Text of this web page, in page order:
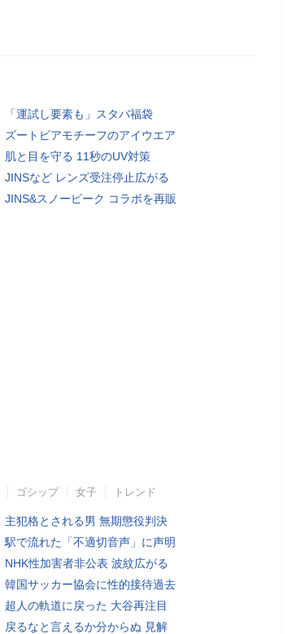
「運試し要素も」スタバ福袋
ズートピアモチーフのアイウエア
肌と目を守る 11秒のUV対策
JINSなど レンズ受注停止広がる
JINS&スノーピーク コラボを再販
ゴシップ 女子 トレンド
主犯格とされる男 無期懲役判決
駅で流れた「不適切音声」に声明
NHK性加害者非公表 波紋広がる
韓国サッカー協会に性的接待過去
超人の軌道に戻った 大谷再注目
戻るなと言えるか分からぬ 見解